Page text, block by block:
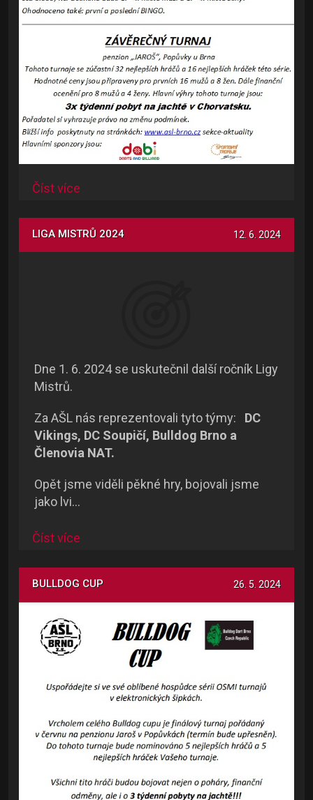
Číst více
LIGA MISTRŮ 2024 12. 6. 2024
Dne 1. 6. 2024 se uskutečnil další ročník Ligy
Mistrů.
Za AŠL nás reprezentovali tyto týmy:
DC
Vikings, DC Soupičí, Bulldog Brno a
Členovia NAT.
Opět jsme viděli pěkné hry, bojovali jsme
jako lvi…
Číst více
BULLDOG CUP 26. 5. 2024